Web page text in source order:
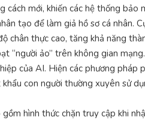
cách mới, khiến các hệ thống
tạo để làm giả hồ sơ cá nhân.
chân thực cao, tăng khả năng
“người ảo” trên không gian mạng.
của AI. Hiện các phương
con người thường xuyên sử
hình thức chặn truy cập khi